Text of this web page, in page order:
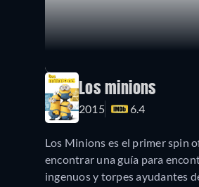
Los minions
2015 6.4
Los Minions es el primer spin
encontrar una guía para
ingenuos y torpes ayudantes